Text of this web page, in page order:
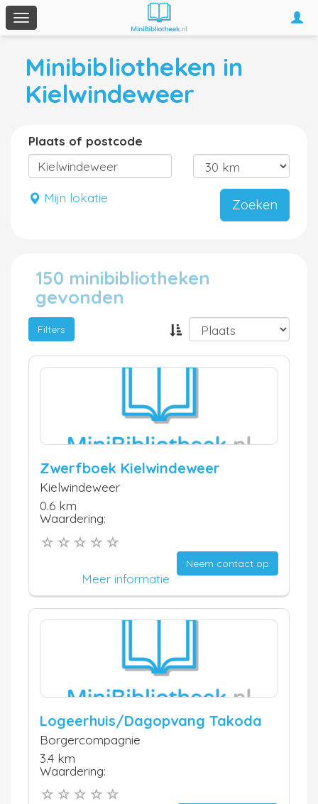
Toggle
navigation
Minibibliotheken in
Kielwindeweer
Plaats of postcode
Mijn lokatie Zoeken
150 minibibliotheken
gevonden
Filters
Zwerfboek Kielwindeweer
Kielwindeweer
0.6 km
Waardering:
Neem contact op
Meer informatie
Logeerhuis/Dagopvang Takoda
Borgercompagnie
3.4 km
Waardering: